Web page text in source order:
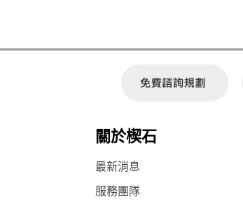
關於楔石
最新消息
服務團隊